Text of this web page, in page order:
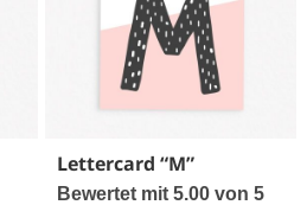
Lettercard “M”
Bewertet mit 5.00 von 5